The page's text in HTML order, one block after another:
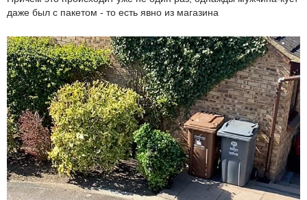
даже был с пакетом - то есть явно из магазина